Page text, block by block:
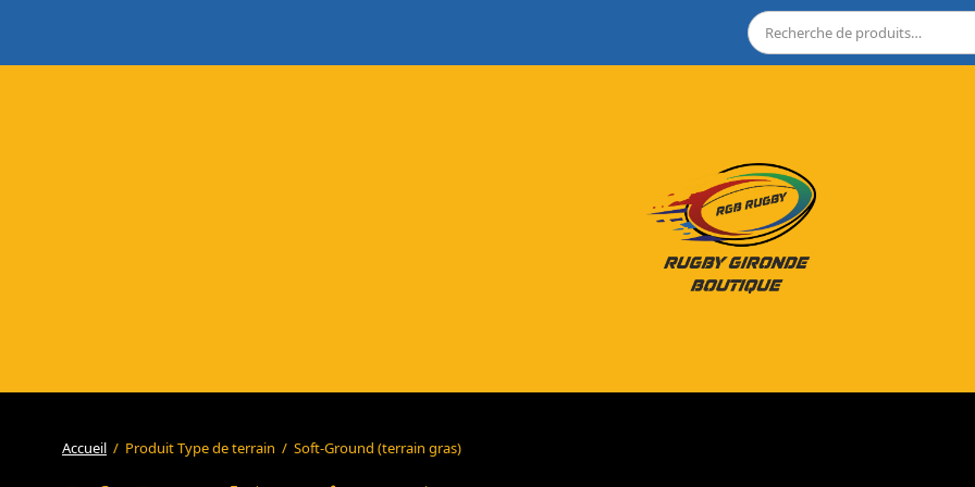
Accueil / Produit Type de terrain / Soft-Ground (terrain gras)